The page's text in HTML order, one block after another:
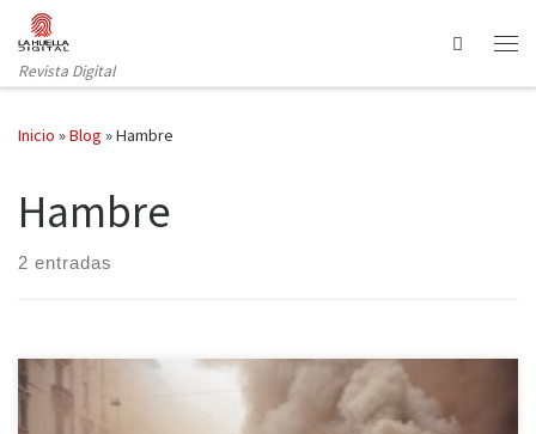
Saltar al contenido
Revista Digital
Search
Inicio »Blog »Hambre
Hambre
2 entradas